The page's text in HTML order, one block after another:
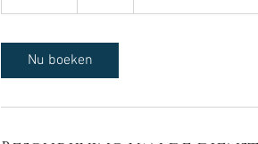
5
i
n
Nu boeken